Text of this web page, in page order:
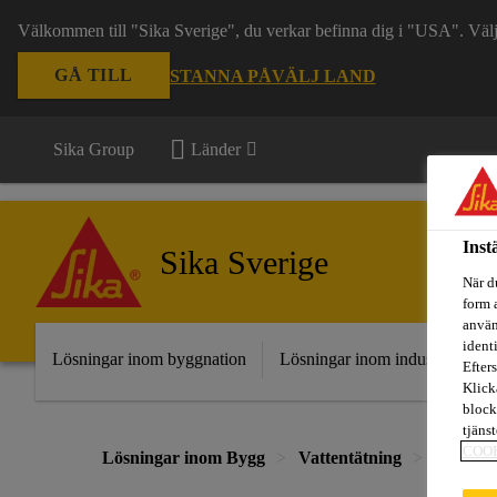
Välkommen till "Sika Sverige", du verkar befinna dig i "USA".
GÅ TILL STANNA PÅVÄLJ LAND
Sika Group Länder
Sika Sverige
Lösningar inom byggnation Lösningar inom industri
Lösningar inom Bygg Vattentätning
När
form